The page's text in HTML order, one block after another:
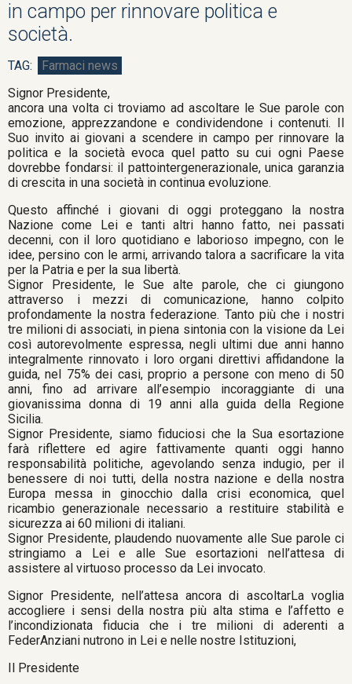
in campo per rinnovare politica e
società.
Farmaci news
Signor Presidente,
ancora una volta ci troviamo ad ascoltare le Sue parole con
emozione, apprezzandone e condividendone i contenuti. Il
Suo invito ai giovani a scendere in campo per rinnovare la
politica e la società evoca quel patto su cui ogni Paese
dovrebbe fondarsi: il pattointergenerazionale, unica garanzia
di crescita in una società in continua evoluzione.
Questo affinché i giovani di oggi proteggano la nostra
Nazione come Lei e tanti altri hanno fatto, nei passati
decenni, con il loro quotidiano e laborioso impegno, con le
idee, persino con le armi, arrivando talora a sacrificare la vita
per la Patria e per la sua libertà.
Signor Presidente, le Sue alte parole, che ci giungono
attraverso i mezzi di comunicazione, hanno colpito
profondamente la nostra federazione. Tanto più che i nostri
tre milioni di associati, in piena sintonia con la visione da Lei
così autorevolmente espressa, negli ultimi due anni hanno
integralmente rinnovato i loro organi direttivi affidandone la
guida, nel 75% dei casi, proprio a persone con meno di 50
anni, fino ad arrivare all’esempio incoraggiante di una
giovanissima donna di 19 anni alla guida della Regione
Sicilia.
Signor Presidente, siamo fiduciosi che la Sua esortazione
farà riflettere ed agire fattivamente quanti oggi hanno
responsabilità politiche, agevolando senza indugio, per il
benessere di noi tutti, della nostra nazione e della nostra
Europa messa in ginocchio dalla crisi economica, quel
ricambio generazionale necessario a restituire stabilità e
sicurezza ai 60 milioni di italiani.
Signor Presidente, plaudendo nuovamente alle Sue parole ci
stringiamo a Lei e alle Sue esortazioni nell’attesa di
assistere al virtuoso processo da Lei invocato.
Signor Presidente, nell’attesa ancora di ascoltarLa voglia
accogliere i sensi della nostra più alta stima e l’affetto e
l’incondizionata fiducia che i tre milioni di aderenti a
FederAnziani nutrono in Lei e nelle nostre Istituzioni,
Il Presidente